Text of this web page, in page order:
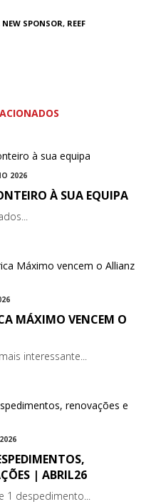
NEW SPONSOR, REEF
2026
À SUA EQUIPA
MÁXIMO VENCEM O
interessante...
| ABRIL26
1 despedimento...